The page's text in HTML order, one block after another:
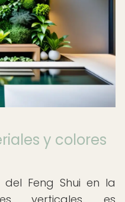
y colores
Feng Shui en la